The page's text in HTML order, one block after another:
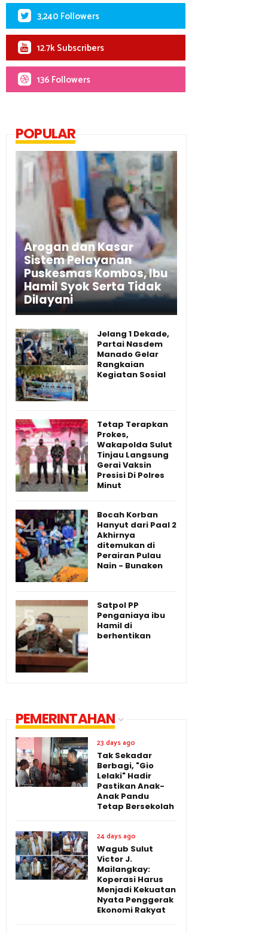
3,240 Followers
12.7k Subscribers
136 Followers
POPULAR
Arogan dan Kasar
Sistem Pelayanan
Puskesmas Kombos, Ibu
Hamil Syok Serta Tidak
Dilayani
Jelang 1 Dekade,
Partai Nasdem
Manado Gelar
Rangkaian
Kegiatan Sosial
Tetap Terapkan
Prokes,
Wakapolda Sulut
Tinjau Langsung
Gerai Vaksin
Presisi Di Polres
Minut
Bocah Korban
Hanyut dari Paal 2
Akhirnya
ditemukan di
Perairan Pulau
Nain - Bunaken
Satpol PP
Penganiaya ibu
Hamil di
berhentikan
PEMERINTAHAN
23 days ago
Tak Sekadar
Berbagi, "Gio
Lelaki" Hadir
Pastikan Anak-
Anak Pandu
Tetap Bersekolah
24 days ago
Wagub Sulut
Victor J.
Mailangkay:
Koperasi Harus
Menjadi Kekuatan
Nyata Penggerak
Ekonomi Rakyat